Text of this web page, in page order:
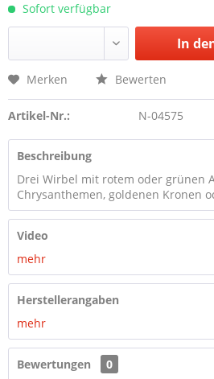
Sofort verfügbar
In
Merken Bewerten
Artikel-Nr.: N-04575
Beschreibung
Drei Wirbel mit rotem oder grünen
Chrysanthemen, goldenen Kronen
Video
mehr
Herstellerangaben
mehr
Bewertungen
0